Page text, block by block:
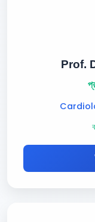
Prof.